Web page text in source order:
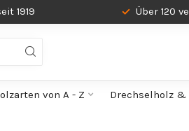
1919 Über 120
von A - Z Drechselholz &